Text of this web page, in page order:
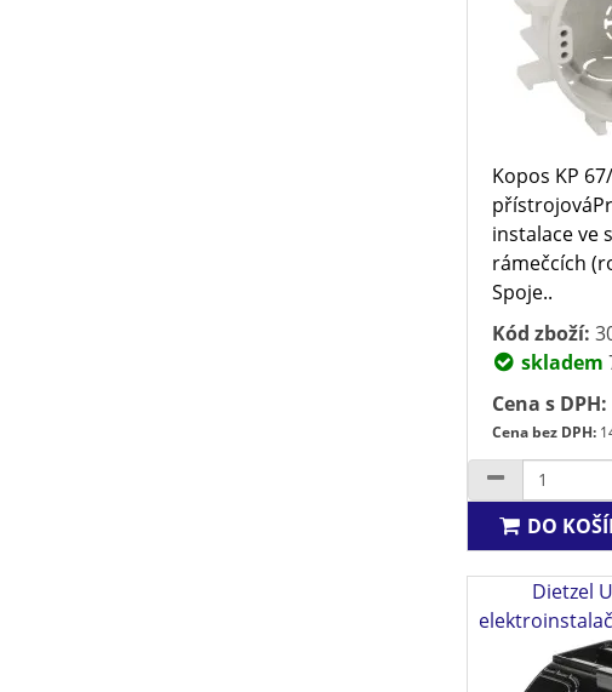
Kopos KP
instalace ve
rámečcích
Spoje..
Kód zboží:
skladem
Cena s DPH:
Cena bez DPH:
DO
Dietzel